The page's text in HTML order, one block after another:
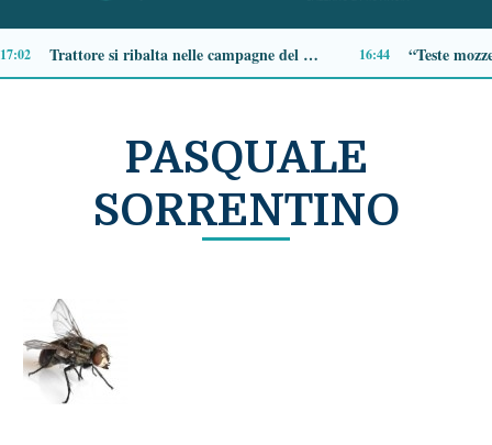
Boe in mare: colori, forme e significati. La guida per imparare a leggerle 13:48
PASQUALE
SORRENTINO